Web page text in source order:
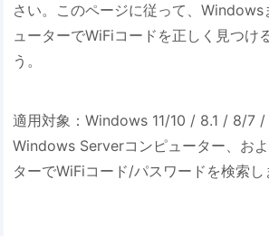
さい。このページに従って、
ューターでWiFiコードを正しく見つけ
う。
適用対象：Windows 11/10 / 8.1 / 8/7 /
Windows Serverコンピューター、お
ターでWiFiコード/パスワードを検索し